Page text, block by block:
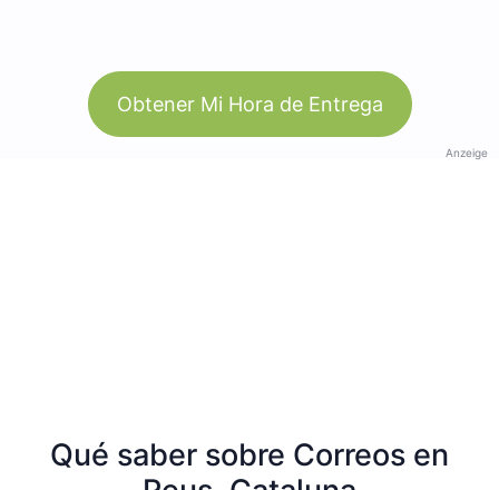
Obtener Mi Hora de Entrega
Anzeige
Qué saber sobre Correos en